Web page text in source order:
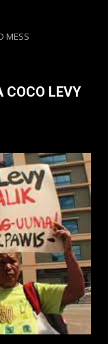
MESS
COCO LEVY